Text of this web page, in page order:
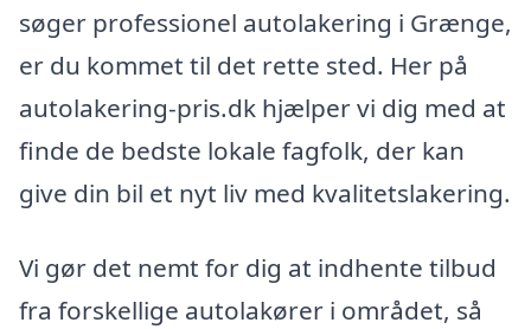
søger professionel autolakering i Grænge,
er du kommet til det rette sted. Her på
autolakering-pris.dk hjælper vi dig med at
finde de bedste lokale fagfolk, der kan
give din bil et nyt liv med kvalitetslakering.
Vi gør det nemt for dig at indhente tilbud
fra forskellige autolakører i området, så